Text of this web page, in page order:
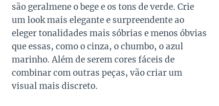
são geralmene o bege e os tons de verde. Crie
um look mais elegante e surpreendente ao
eleger tonalidades mais sóbrias e menos óbvias
que essas, como o cinza, o chumbo, o azul
marinho. Além de serem cores fáceis de
combinar com outras peças, vão criar um
visual mais discreto.